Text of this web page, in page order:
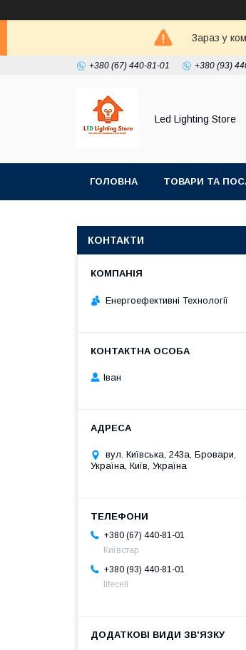
Зараз у
+380 (67) 440-81-01 +380 (93)
Led Lighting Store
ГОЛОВНА ТОВАРИ ТА
КОНТАКТИ
Енергоефективні Технології
Іван
вул. Київська, 243а, Бровари,
Україна, Київ, Україна
+380 (67) 440-81-01
Київстар
+380 (93) 440-81-01
lifecell